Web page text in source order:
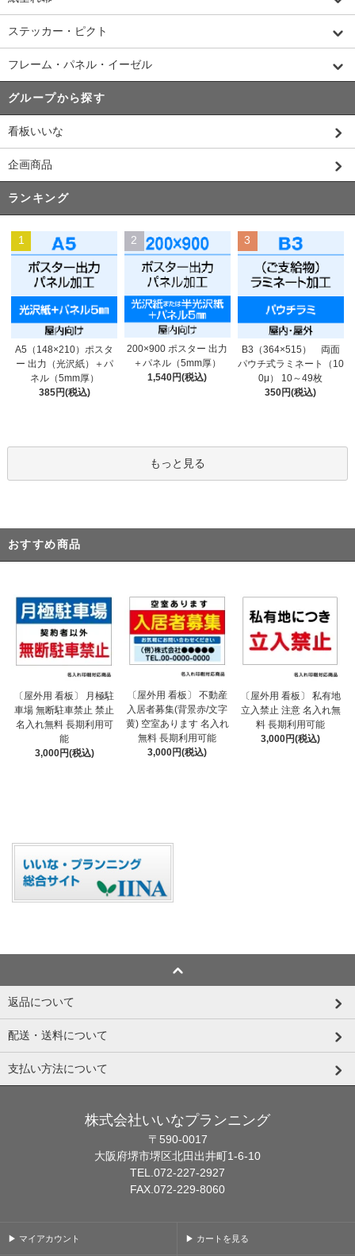
ステッカー・ピクト
フレーム・パネル・イーゼル
グループから探す
看板いいな
企画商品
ランキング
1
A5（148×210）ポスタ
ー 出力（光沢紙）＋パ
ネル（5mm厚）
385円(税込)
2
200×900 ポスター 出力
＋パネル（5mm厚）
1,540円(税込)
3
B3（364×515） 両面
パウチ式ラミネート（10
0μ） 10～49枚
350円(税込)
もっと見る
おすすめ商品
〔屋外用 看板〕 月極駐
車場 無断駐車禁止 禁止
名入れ無料 長期利用可
能
3,000円(税込)
〔屋外用 看板〕 不動産
入居者募集(背景赤/文字
黄) 空室あります 名入れ
無料 長期利用可能
3,000円(税込)
〔屋外用 看板〕 私有地
立入禁止 注意 名入れ無
料 長期利用可能
3,000円(税込)
返品について
配送・送料について
支払い方法について
株式会社いいなプランニング
〒590-0017
大阪府堺市堺区北田出井町1-6-10
TEL.072-227-2927
FAX.072-229-8060
▶ マイアカウント ▶ カートを見る